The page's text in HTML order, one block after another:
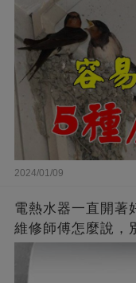
2024/01/09
電熱水器一直開著
維修師傅怎麼說，